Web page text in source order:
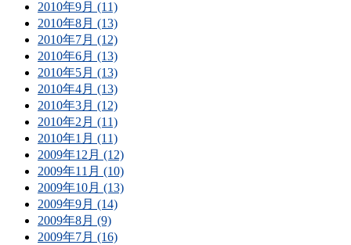
2010年9月 (11)
2010年8月 (13)
2010年7月 (12)
2010年6月 (13)
2010年5月 (13)
2010年4月 (13)
2010年3月 (12)
2010年2月 (11)
2010年1月 (11)
2009年12月 (12)
2009年11月 (10)
2009年10月 (13)
2009年9月 (14)
2009年8月 (9)
2009年7月 (16)